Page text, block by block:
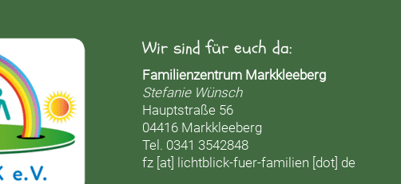
Wir sind für euch da:
Familienzentrum Markkleeberg
Stefanie Wünsch
Hauptstraße 56
04416 Markkleeberg
Tel. 0341 3542848
fz [at] lichtblick-fuer-familien [dot] de